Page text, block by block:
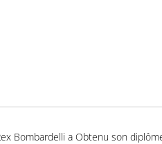
Bombardelli a Obtenu son